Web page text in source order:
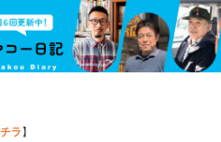
ラ】